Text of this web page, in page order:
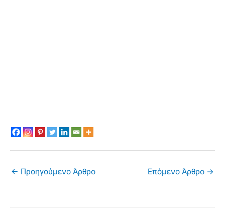
← Προηγούμενο Άρθρο Επόμενο Άρθρο →